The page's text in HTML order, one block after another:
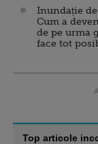
Inundație de
Cum a
de pe urma
face tot
Top articole